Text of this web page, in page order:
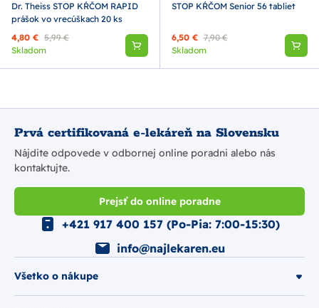
Dr. Theiss STOP KŔČOM RAPID
prášok vo vrecúškach 20 ks
4,80 € 5,99 €
Skladom
STOP KŔČOM Senior 56 tabliet
6,50 € 7,90 €
Skladom
Prvá certifikovaná e-lekáreň na Slovensku
Nájdite odpovede v odbornej online poradni alebo nás
kontaktujte.
Prejsť do online poradne
Všetko o nákupe
+421 917 400 157 (Po-Pia: 7:00-15:30)
info@najlekaren.eu